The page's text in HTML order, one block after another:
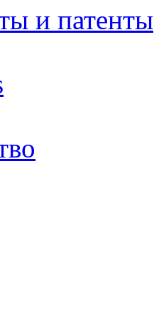
и патенты